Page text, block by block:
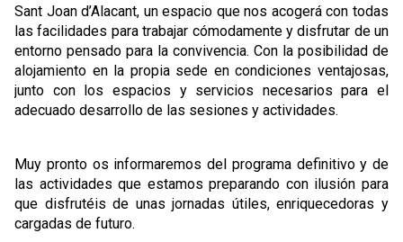
Sant Joan d’Alacant, un espacio que nos acogerá con todas
las facilidades para trabajar cómodamente y disfrutar de un
entorno pensado para la convivencia. Con la posibilidad de
alojamiento en la propia sede en condiciones ventajosas,
junto con los espacios y servicios necesarios para el
adecuado desarrollo de las sesiones y actividades.
Muy pronto os informaremos del programa definitivo y de
las actividades que estamos preparando con ilusión para
que disfrutéis de unas jornadas útiles, enriquecedoras y
cargadas de futuro.